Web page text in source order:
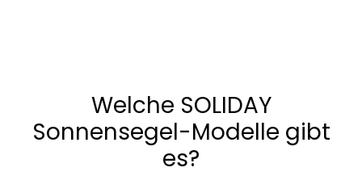
Welche SOLIDAY
Sonnensegel-Modelle gibt
es?